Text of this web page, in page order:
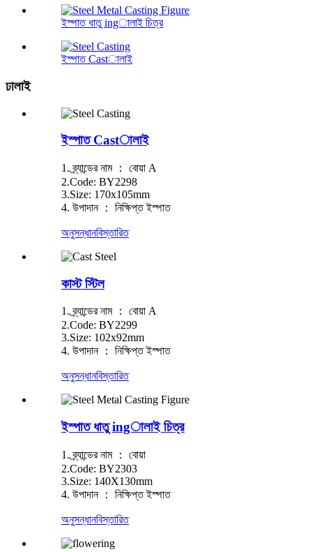
ইস্পাত ধাতু ingালাই চিত্র
ইস্পাত Castালাই
ঢালাই
ইস্পাত Castালাই
1. ব্র্যান্ডের নাম ： বোয়া A
2.Code: BY2298
3.Size: 170x105mm
4. উপাদান ： নিক্ষিপ্ত ইস্পাত
অনুসন্ধানবিস্তারিত
কাস্ট স্টিল
1. ব্র্যান্ডের নাম ： বোয়া A
2.Code: BY2299
3.Size: 102x92mm
4. উপাদান ： নিক্ষিপ্ত ইস্পাত
অনুসন্ধানবিস্তারিত
ইস্পাত ধাতু ingালাই চিত্র
1. ব্র্যান্ডের নাম ： বোয়া
2.Code: BY2303
3.Size: 140X130mm
4. উপাদান ： নিক্ষিপ্ত ইস্পাত
অনুসন্ধানবিস্তারিত